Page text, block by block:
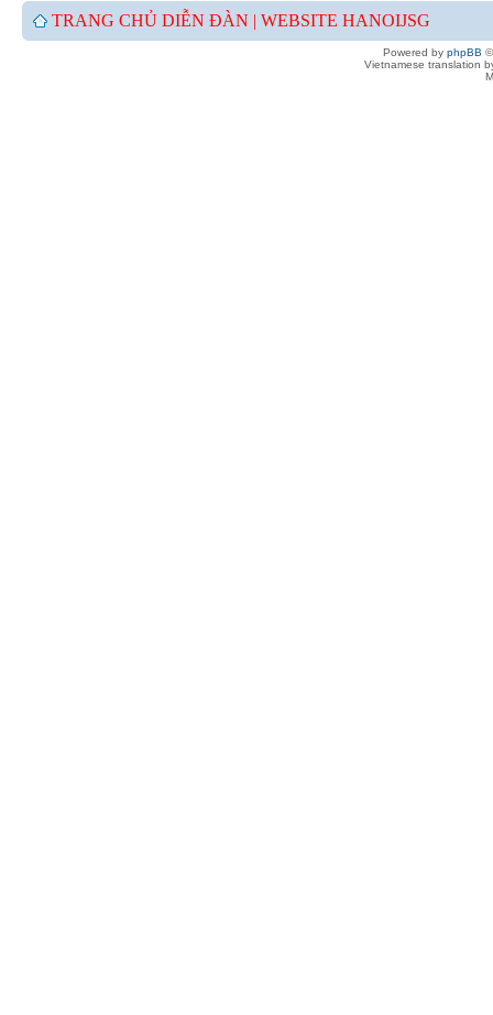
TRANG CHỦ DIỄN ĐÀN | WEBSITE HANOIJSG
Powered by phpBB
Vietnamese translation